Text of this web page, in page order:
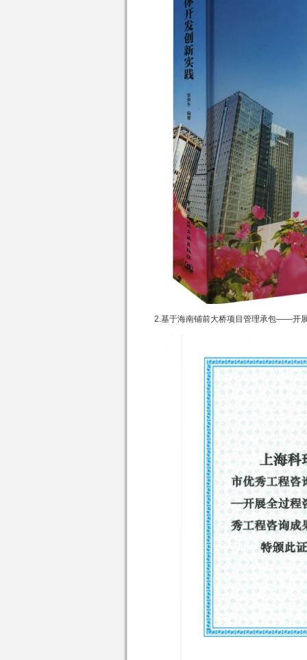
2.基于海南铺前大桥项目管理承包——开